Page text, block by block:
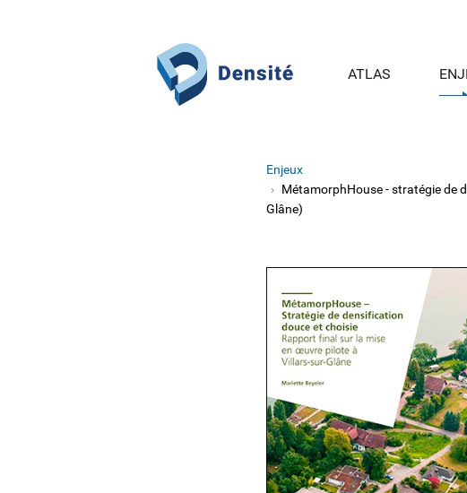
ATLAS
Enjeux
MétamorphHouse - stratégie de
Glâne)